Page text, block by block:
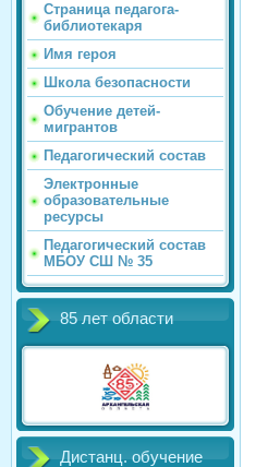
Страница педагога-
библиотекаря
Имя героя
Школа безопасности
Обучение детей-
мигрантов
Педагогический состав
Электронные
образовательные
ресурсы
Педагогический состав
МБОУ СШ № 35
85 лет области
Дистанц. обучение